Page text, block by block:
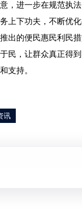
，进一步在规范执
上下功夫，不断优化
出的便民惠民利民
民，让群众真正得
支持。
讯